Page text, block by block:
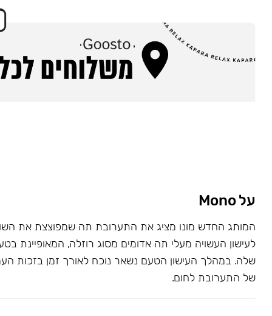
על Mono
המותג החדש מונו מציג את התערובת תה שמפוצצת את
לעישון העשויה מעלי תה אדומים מסוג רוזלה, המאופיינת
שלה. במהלך העישון הטעם נשאר נוכח לאורך זמן בזכות
של התערובת לחום.